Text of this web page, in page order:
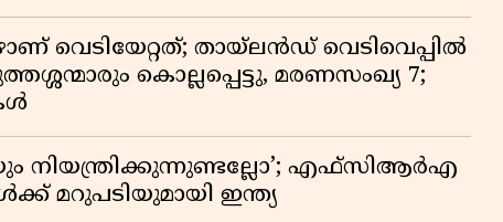
വെടിയേറ്റത്; തായ്‌ലൻഡ് വെടിവെപ്പിൽ
കൊല്ലപ്പെട്ടു, മരണസംഖ്യ 7;
നിയന്ത്രിക്കുന്നുണ്ടല്ലോ’; എഫ്സിആർഎ
മറുപടിയുമായി ഇന്ത്യ